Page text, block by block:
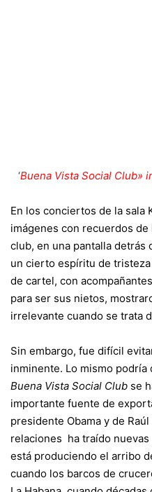
‘Buena Vista Social Club»
En los conciertos de la sala
imágenes con recuerdos
club, en una pantalla
un cierto espíritu de
de cartel, con
para ser sus nietos,
irrelevante cuando se trata
Sin embargo, fue difícil
inminente. Lo mismo
Buena Vista Social Club se
importante fuente de
presidente Obama y de
relaciones ha traído
está produciendo el arribo
cuando los barcos de